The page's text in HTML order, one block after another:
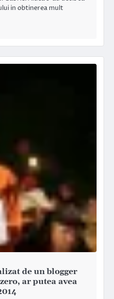
in obtinerea mult
de un blogger
ar putea avea